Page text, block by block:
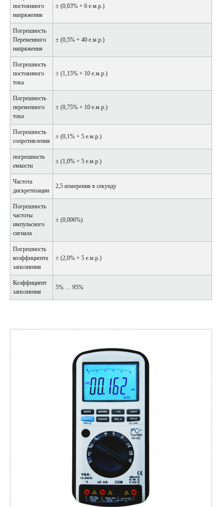
постоянного
напряжения
± (0,03% + 6 е.м.р.)
Погрешность
Переменного
напряжения
± (0,5% + 40 е.м.р.)
Погрешность
постоянного
тока
± (1,15% + 10 е.м.р.)
Погрешность
переменного
тока
± (0,75% + 10 е.м.р.)
Погрешность
сопротивления
± (0,1% + 5 е.м.р.)
погрешность
емкости
± (1,0% + 5 е.м.р.)
Частота
дискретизации
2,5 измерения в секунду
Погрешность
частоты
импульсного
сигнала
± (0,006%)
Погрешность
коэффициента
заполнения
± (2,0% + 5 е.м.р.)
Коэффициент
заполнения
5% … 95%